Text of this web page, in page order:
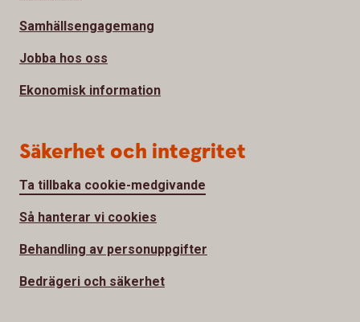
Samhällsengagemang
Jobba hos oss
Ekonomisk information
Säkerhet och integritet
Ta tillbaka cookie-medgivande
Så hanterar vi cookies
Behandling av personuppgifter
Bedrägeri och säkerhet